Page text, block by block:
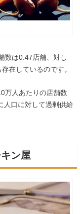
数は0.47店舗、対し
在しているのです。
万人あたりの店舗数
人口に対して過剰供給
ン屋